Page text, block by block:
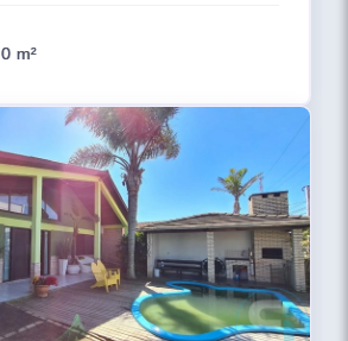
0 m²